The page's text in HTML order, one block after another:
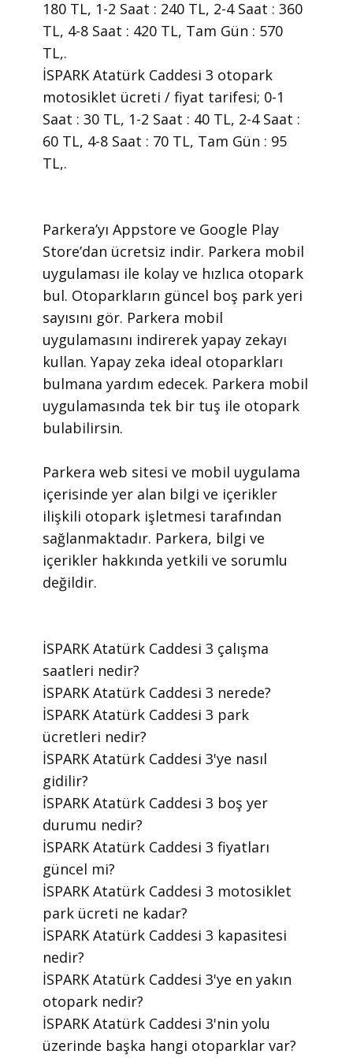
180 TL, 1-2 Saat : 240 TL, 2-4 Saat : 360
TL, 4-8 Saat : 420 TL, Tam Gün : 570
TL,.
İSPARK Atatürk Caddesi 3 otopark
motosiklet ücreti / fiyat tarifesi; 0-1
Saat : 30 TL, 1-2 Saat : 40 TL, 2-4 Saat :
60 TL, 4-8 Saat : 70 TL, Tam Gün : 95
TL,.
​Parkera’yı Appstore ve Google Play
Store’dan ücretsiz indir. Parkera mobil
uygulaması ile kolay ve hızlıca otopark
bul. Otoparkların güncel boş park yeri
sayısını gör. Parkera mobil
uygulamasını indirerek yapay zekayı
kullan. Yapay zeka ideal otoparkları
bulmana yardım edecek. Parkera mobil
uygulamasında tek bir tuş ile otopark
bulabilirsin.
​Parkera web sitesi ve mobil uygulama
içerisinde yer alan bilgi ve içerikler
ilişkili otopark işletmesi tarafından
sağlanmaktadır. Parkera, bilgi ve
içerikler hakkında yetkili ve sorumlu
değildir.
​İSPARK Atatürk Caddesi 3 çalışma
saatleri nedir?
​İSPARK Atatürk Caddesi 3 nerede?
​İSPARK Atatürk Caddesi 3 park
ücretleri nedir?
​İSPARK Atatürk Caddesi 3'ye nasıl
gidilir?
​İSPARK Atatürk Caddesi 3 boş yer
durumu nedir?
​İSPARK Atatürk Caddesi 3 fiyatları
güncel mi?
​İSPARK Atatürk Caddesi 3 motosiklet
park ücreti ne kadar?
​İSPARK Atatürk Caddesi 3 kapasitesi
nedir?
​İSPARK Atatürk Caddesi 3'ye en yakın
otopark nedir?
​İSPARK Atatürk Caddesi 3'nin yolu
üzerinde başka hangi otoparklar var?